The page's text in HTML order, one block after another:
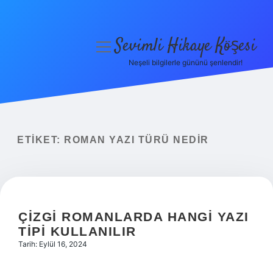
Yasal Uyarı
menüyüSevimli Hikaye Köşesi
Neşeli bilgilerle gününü şenlendir!
ETIKET: ROMAN YAZI TÜRÜ NEDIR
ÇIZGI ROMANLARDA HANGI YAZI
TIPI KULLANILIR
Tarih: Eylül 16, 2024